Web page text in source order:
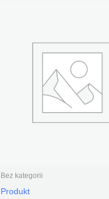
Bez kategorii
Produkt